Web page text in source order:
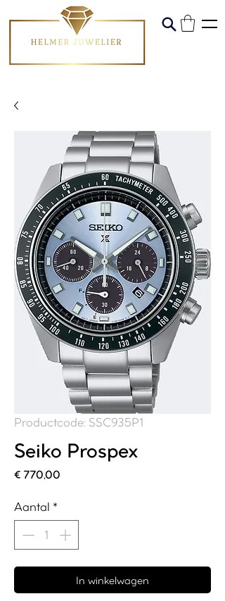
Productcode: SSC935P1
Seiko Prospex
€ 770,00
Aantal *
In winkelwagen